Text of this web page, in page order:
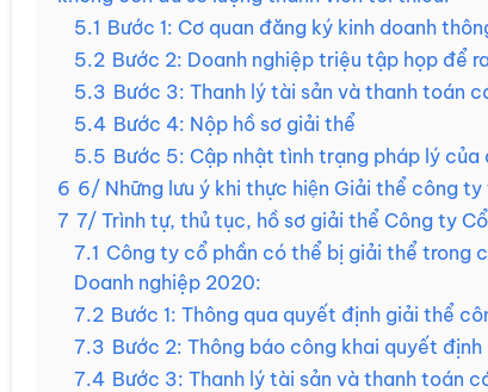
5.1 Bước 1: Cơ quan đăng ký kinh doanh
5.2 Bước 2: Doanh nghiệp triệu tập họp để
5.3 Bước 3: Thanh lý tài sản và thanh toán
5.4 Bước 4: Nộp hồ sơ giải thể
5.5 Bước 5: Cập nhật tình trạng pháp lý của
6 6/ Những lưu ý khi thực hiện Giải thể công ty
7 7/ Trình tự, thủ tục, hồ sơ giải thể Công ty
7.1 Công ty cổ phần có thể bị giải thể trong
Doanh nghiệp 2020:
7.2 Bước 1: Thông qua quyết định giải thể
7.3 Bước 2: Thông báo công khai quyết
7.4 Bước 3: Thanh lý tài sản và thanh toán